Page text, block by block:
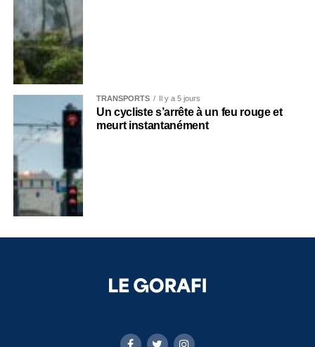
TRANSPORTS Il y a 5 jours
Un cycliste s’arrête à un feu rouge et
meurt instantanément